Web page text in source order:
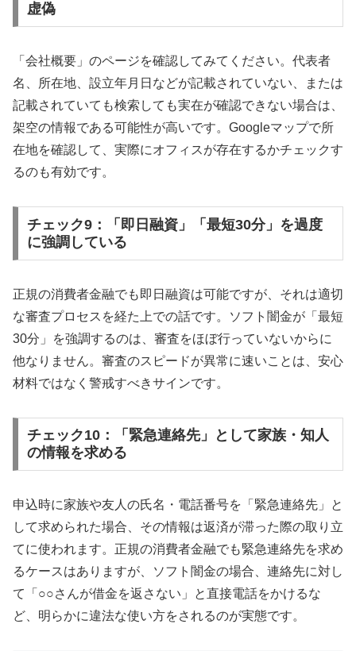
虚偽
「会社概要」のページを確認してみてください。代表者
名、所在地、設立年月日などが記載されていない、または
記載されていても検索しても実在が確認できない場合は、
架空の情報である可能性が高いです。Googleマップで所
在地を確認して、実際にオフィスが存在するかチェックす
るのも有効です。
チェック9：「即日融資」「最短30分」を過度
に強調している
正規の消費者金融でも即日融資は可能ですが、それは適切
な審査プロセスを経た上での話です。ソフト闇金が「最短
30分」を強調するのは、審査をほぼ行っていないからに
他なりません。審査のスピードが異常に速いことは、安心
材料ではなく警戒すべきサインです。
チェック10：「緊急連絡先」として家族・知人
の情報を求める
申込時に家族や友人の氏名・電話番号を「緊急連絡先」と
して求められた場合、その情報は返済が滞った際の取り立
てに使われます。正規の消費者金融でも緊急連絡先を求め
るケースはありますが、ソフト闇金の場合、連絡先に対し
て「○○さんが借金を返さない」と直接電話をかけるな
ど、明らかに違法な使い方をされるのが実態です。